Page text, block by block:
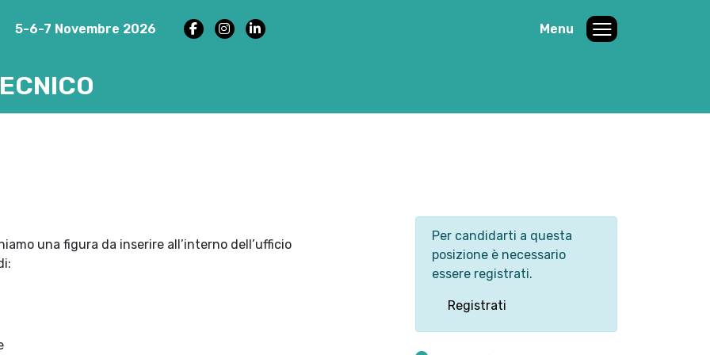
5-6-7 Novembre 2026 Menu
una figura da inserire all’interno dell’ufficio
Per candidarti a questa
posizione è necessario
essere registrati.
Registrati